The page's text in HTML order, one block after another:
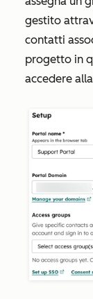
gestito
contatti
progetto in
accedere